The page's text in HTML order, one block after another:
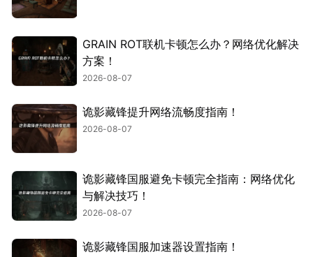
GRAIN ROT联机卡顿怎么办？网络优化解决
方案！
2026-08-07
诡影藏锋提升网络流畅度指南！
2026-08-07
诡影藏锋国服避免卡顿完全指南：网络优化
与解决技巧！
2026-08-07
诡影藏锋国服加速器设置指南！